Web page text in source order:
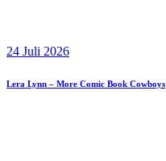
24 Juli 2026
Lera Lynn – More Comic Book Cowboys